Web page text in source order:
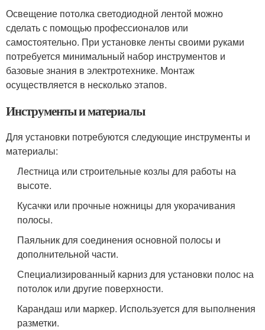
Освещение потолка светодиодной лентой можно
сделать с помощью профессионалов или
самостоятельно. При установке ленты своими руками
потребуется минимальный набор инструментов и
базовые знания в электротехнике. Монтаж
осуществляется в несколько этапов.
Инструменты и материалы
Для установки потребуются следующие инструменты и
материалы:
Лестница или строительные козлы для работы на
высоте.
Кусачки или прочные ножницы для укорачивания
полосы.
Паяльник для соединения основной полосы и
дополнительной части.
Специализированный карниз для установки полос на
потолок или другие поверхности.
Карандаш или маркер. Используется для выполнения
разметки.